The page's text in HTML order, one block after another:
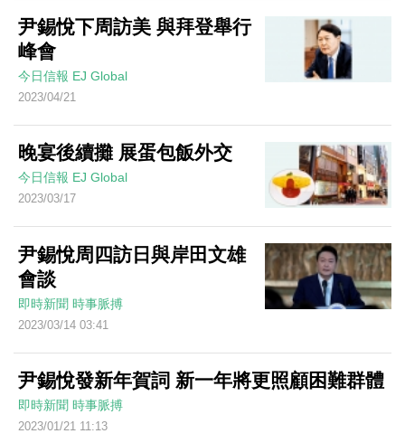
尹錫悅下周訪美 與拜登舉行
峰會
今日信報 EJ Global
2023/04/21
晚宴後續攤 展蛋包飯外交
今日信報 EJ Global
2023/03/17
尹錫悅周四訪日與岸田文雄
會談
即時新聞 時事脈搏
2023/03/14 03:41
尹錫悅發新年賀詞 新一年將更照顧困難群體
即時新聞 時事脈搏
2023/01/21 11:13